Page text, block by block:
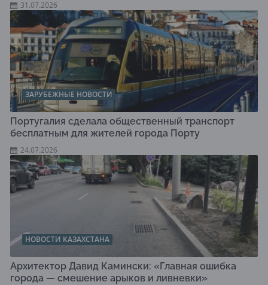
31.07.2026
ЗАРУБЕЖНЫЕ НОВОСТИ
Португалия сделала общественный транспорт
бесплатным для жителей города Порту
24.07.2026
НОВОСТИ КАЗАХСТАНА
Архитектор Давид Камински: «Главная ошибка
города — смешение арыков и ливневки»